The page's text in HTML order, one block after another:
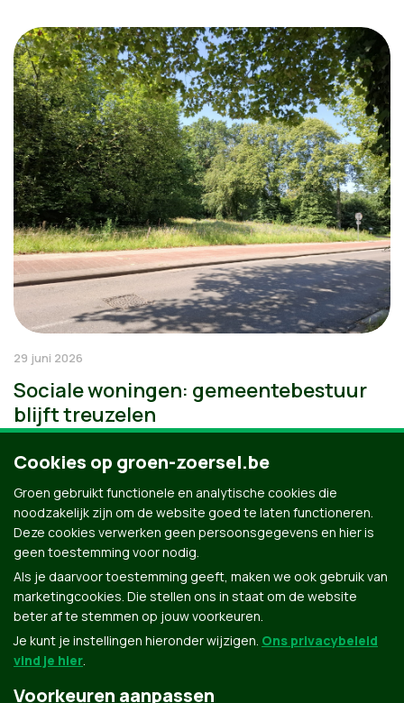
29 juni 2026
Sociale woningen: gemeentebestuur
blijft treuzelen
Cookies op groen-zoersel.be
Groen gebruikt functionele en analytische cookies die
noodzakelijk zijn om de website goed te laten functioneren.
Deze cookies verwerken geen persoonsgegevens en hier is
geen toestemming voor nodig.
Als je daarvoor toestemming geeft, maken we ook gebruik van
marketingcookies. Die stellen ons in staat om de website
beter af te stemmen op jouw voorkeuren.
Je kunt je instellingen hieronder wijzigen. Ons privacybeleid
vind je hier.
Voorkeuren aanpassen